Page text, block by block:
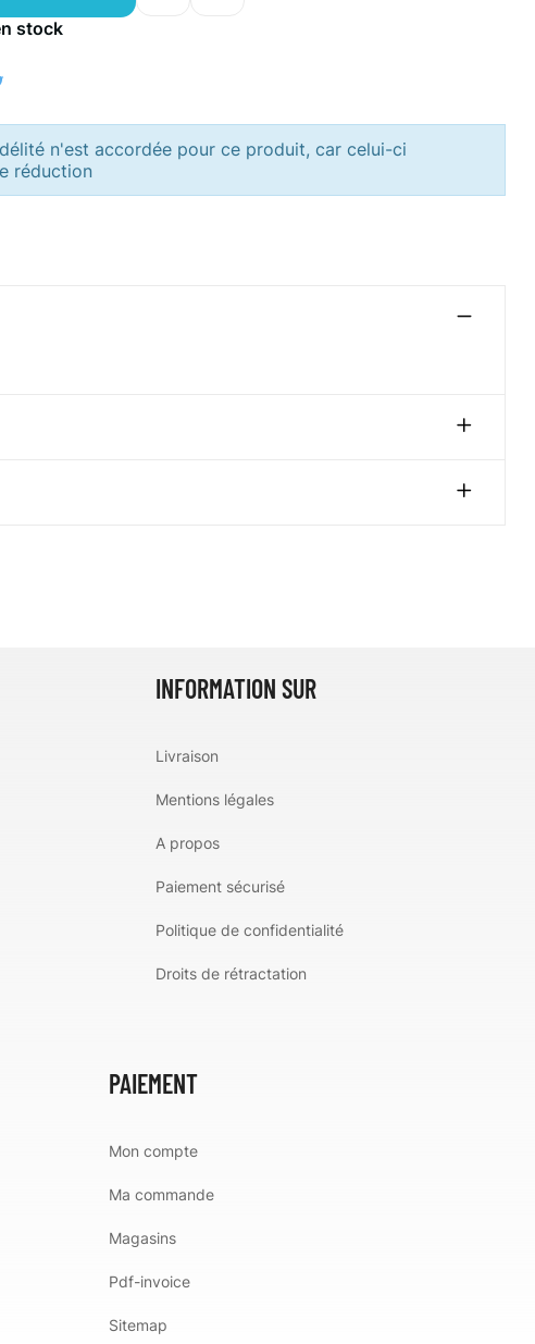
stock
n'est accordée pour ce produit, car celui-ci
réduction
INFORMATION SUR
Livraison
Mentions légales
A propos
Paiement sécurisé
Politique de confidentialité
Droits de rétractation
PAIEMENT
Mon compte
Ma commande
Magasins
Pdf-invoice
Sitemap